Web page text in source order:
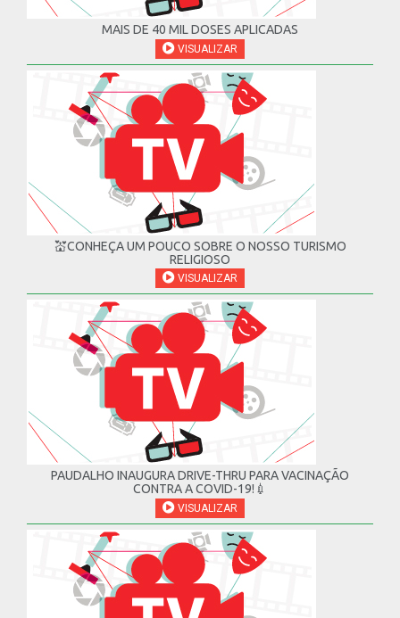
MAIS DE 40 MIL DOSES APLICADAS
VISUALIZAR
💒CONHEÇA UM POUCO SOBRE O NOSSO TURISMO
RELIGIOSO
VISUALIZAR
PAUDALHO INAUGURA DRIVE-THRU PARA VACINAÇÃO
CONTRA A COVID-19!💉
VISUALIZAR